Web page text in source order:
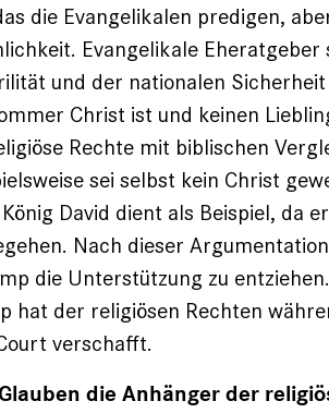
die Evangelikalen predigen,
Evangelikale
und der nationalen
Christ ist und keinen
Rechte mit biblischen
sei selbst kein Christ
David dient als Beispiel, da
Nach dieser
die Unterstützung zu
hat der religiösen Rechten
verschafft.
die Anhänger der